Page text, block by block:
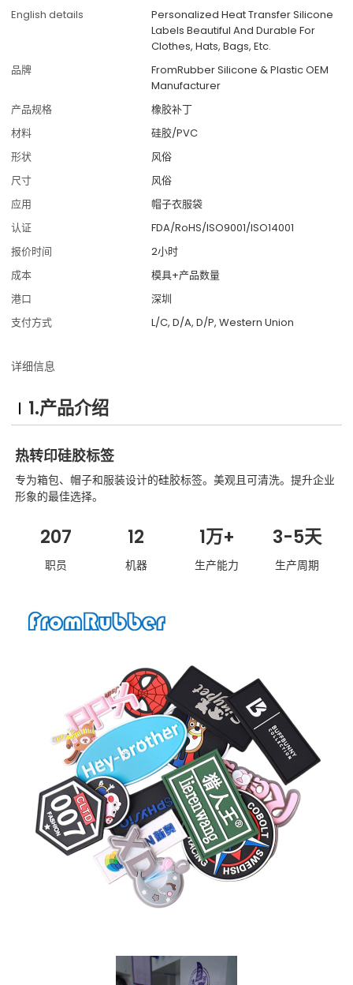
English details
Personalized Heat Transfer Silicone
Labels Beautiful And Durable For
Clothes, Hats, Bags, Etc.
品牌
FromRubber Silicone & Plastic OEM
Manufacturer
产品规格
橡胶补丁
材料
硅胶/PVC
形状
风俗
尺寸
风俗
应用
帽子衣服袋
认证
FDA/RoHS/ISO9001/ISO14001
报价时间
2小时
成本
模具+产品数量
港口
深圳
支付方式
L/C, D/A, D/P, Western Union
详细信息
1.产品介绍
热转印硅胶标签
专为箱包、帽子和服装设计的硅胶标签。美观且可清洗。提升企业
形象的最佳选择。
207
职员
12
机器
1万+
生产能力
3-5天
生产周期